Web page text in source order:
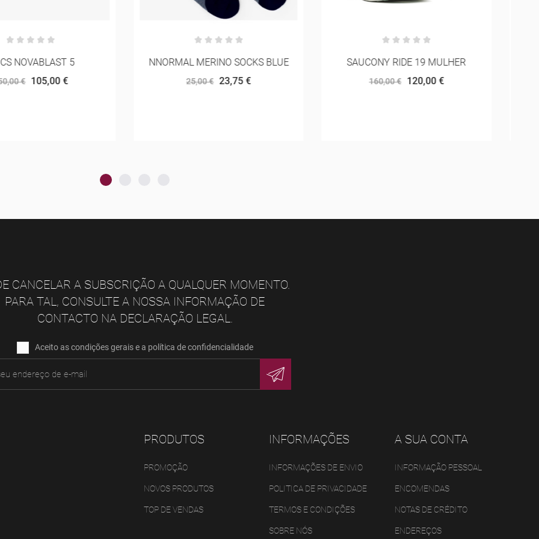
MERINO SOCKS BLUE
25,00 € 23,75 €
SAUCONY RIDE 19 MULHER
160,00 € 120,00 €
ADIDAS TERREX SKYCHASER AX5
GORE-TEX
CANCELAR A SUBSCRIÇÃO A QUALQUER MOMENTO.
PARA TAL, CONSULTE A NOSSA INFORMAÇÃO DE
CONTACTO NA DECLARAÇÃO LEGAL.
Aceito as condições gerais e a política de confidencialidade
PRODUTOS
PROMOÇÃO
NOVOS PRODUTOS
TOP DE VENDAS
INFORMAÇÕES
INFORMAÇÕES DE ENVIO
POLITICA DE PRIVACIDADE
TERMOS E CONDIÇÕES
SOBRE NÓS
A SUA CONTA
INFORMAÇÃO PESSOAL
ENCOMENDAS
NOTAS DE CRÉDITO
ENDEREÇOS